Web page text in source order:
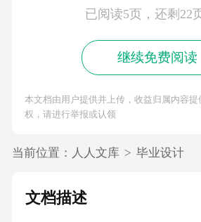
已阅读5页，还剩22
继续免费阅读
本文档由用户提供并上传，收益归属内容
权，请进行举报或认领
当前位置： 人人文库 > 毕业设计
文档描述